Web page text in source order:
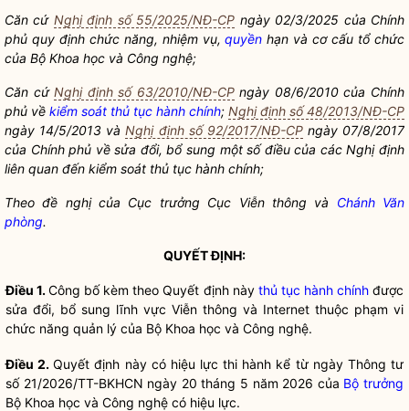
Căn cứ Nghị định số 55/2025/NĐ-CP ngày 02/3/2025 của Chính
phủ quy định chức năng, nhiệm vụ,quyền hạn và cơ cấu tổ chức
của Bộ Khoa học và Công nghệ;
Căn cứNghị định số 63/2010/NĐ-CPngày 08/6/2010 của Chính
phủ về kiểm soát thủ tục hành chính; Nghị định số 48/2013/NĐ-CP
ngày 14/5/2013 vàNghị định số 92/2017/NĐ-CPngày 07/8/2017
của Chính phủ về sửa đổi, bổ sung một số điều của các Nghị định
liên quan đến kiểm soát thủ tục hành chính;
Theo đề nghị của Cục trưởng Cục Viễn thông và Chánh Văn
phòng.
QUYẾT ĐỊNH:
Điều 1.Công bố kèm theo Quyết định này thủ tục hành chínhđược
sửa đổi, bổ sung lĩnh vực Viễn thông và Internet thuộc phạm vi
chức năng quản lý của Bộ Khoa học và Công nghệ.
Điều 2.Quyết định này có hiệu lực thi hành kể từ ngày Thông tư
số 21/2026/TT-BKHCN ngày 20 tháng 5 năm 2026 của Bộ trưởng
Bộ Khoa học và Công nghệ có hiệu lực.